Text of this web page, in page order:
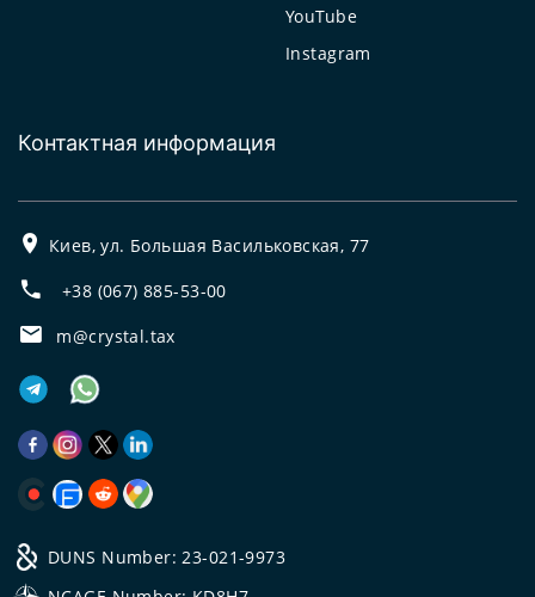
YouTube
Instagram
Контактная информация
Киев, ул. Большая Васильковская, 77
+38 (067) 885-53-00
m@crystal.tax
DUNS Number: 23-021-9973